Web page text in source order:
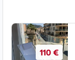
110 €